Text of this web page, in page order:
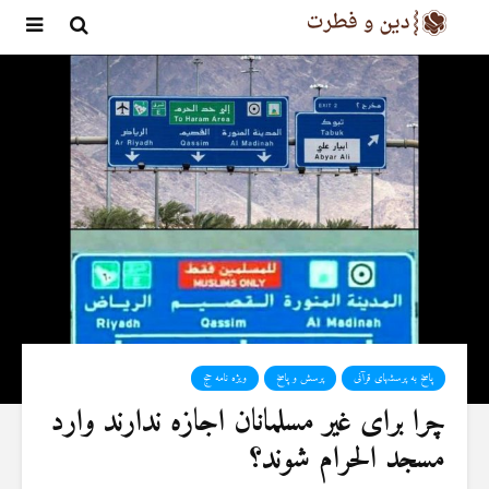
پاسخ به پرسشهای قرآنی پرسش و پاسخ ویژه نامه حج
چرا برای غیر مسلمانان اجازه ندارند وارد
مسجد الحرام شوند؟